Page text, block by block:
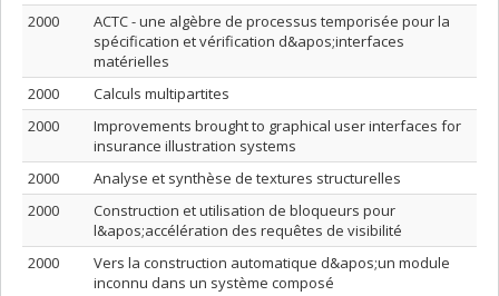
2000
ACTC - une algèbre de processus temporisée pour la
spécification et vérification d&apos;interfaces
matérielles
2000
Calculs multipartites
2000
Improvements brought to graphical user interfaces for
insurance illustration systems
2000
Analyse et synthèse de textures structurelles
2000
Construction et utilisation de bloqueurs pour
l&apos;accélération des requêtes de visibilité
2000
Vers la construction automatique d&apos;un module
inconnu dans un système composé